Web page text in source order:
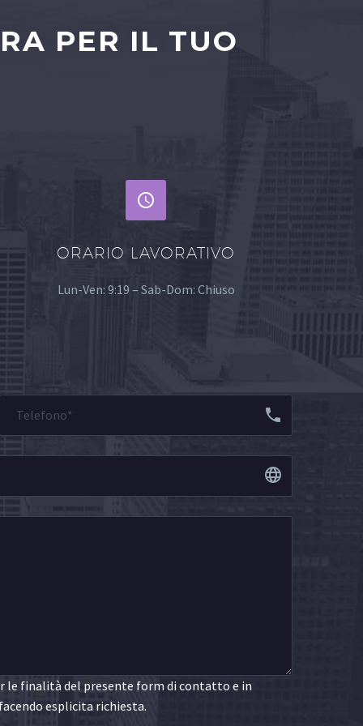
PER IL TUO


ORARIO LAVORATIVO
Lun-Ven: 9:19 – Sab-Dom: Chiuso
le finalità del presente form di contatto e in
esplicita richiesta.